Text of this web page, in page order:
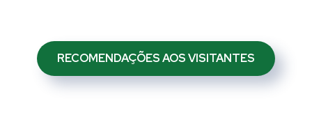
RECOMENDAÇÕES AOS VISITANTES